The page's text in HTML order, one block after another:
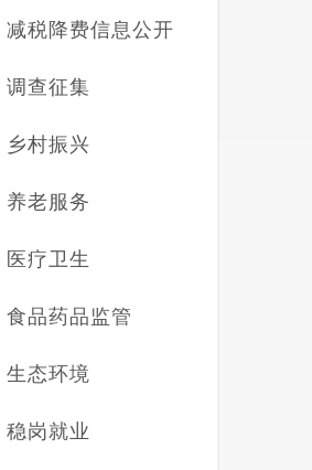
减税降费信息公开
调查征集
乡村振兴
养老服务
医疗卫生
食品药品监管
生态环境
稳岗就业